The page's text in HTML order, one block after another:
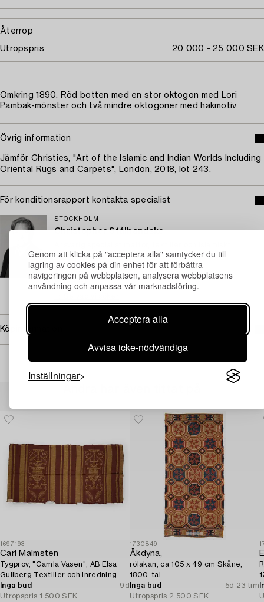
Genom att klicka på "acceptera alla" samtycker du till
lagring av cookies på din enhet för att förbättra
navigeringen på webbplatsen, analysera webbplatsens
användning och anpassa vår marknadsföring.
Acceptera alla
Avvisa icke-nödvändiga
Inställningar
Återrop
Utropspris 20 000 - 25 000 SEK
Omkring 1890. Röd botten med en stor oktogon med Lori
Pambak-mönster och två mindre oktogoner med hakmotiv.
Övrig information
Jämför Christies, "Art of the Islamic and Indian Worlds Including
Oriental Rugs and Carpets", London, 2018, lot 243.
För konditionsrapport kontakta specialist
STOCKHOLM
Christopher Stålhandske
konsthantverk
+46 (0)708 19 12 58
E-post
Köpinformation
1697193
Carl Malmsten
Tygprov, "Gamla Vasen", AB Elsa
Gullberg Textilier och Inredning,
Stockholm, 1920-tal.
Inga bud
9d
Utropspris 1 500 SEK
1730849
Åkdyna,
rölakan, ca 105 x 49 cm Skåne,
1800-tal.
Inga bud
5d 23 tim
Utropspris 2 500 SEK